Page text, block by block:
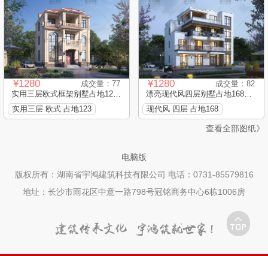
¥1280
成交量：77
实用三层欧式框架别墅占地123...
实用三层 欧式 占地123
¥1280
成交量：82
漂亮现代风四层别墅占地168平...
现代风 四层 占地168
查看全部图纸》
电脑版
版权所有：湖南省宇鸿建筑科技有限公司 电话：0731-85579816
地址：长沙市雨花区中意一路798号冠铭商务中心6栋1006房